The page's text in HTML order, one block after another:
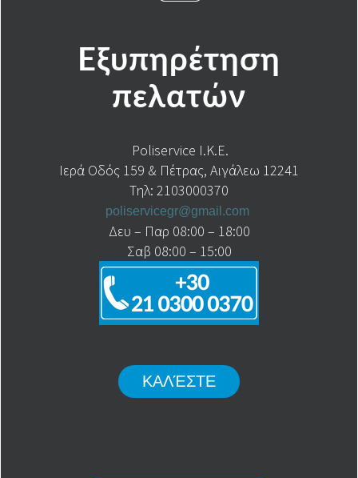
Εξυπηρέτηση
πελατών
Poliservice I.K.E.
Ιερά Οδός 159 & Πέτρας, Αιγάλεω 12241
Τηλ: 2103000370
poliservicegr@gmail.com
Δευ – Παρ 08:00 – 18:00
Σαβ 08:00 – 15:00
ΚΑΛΈΣΤΕ